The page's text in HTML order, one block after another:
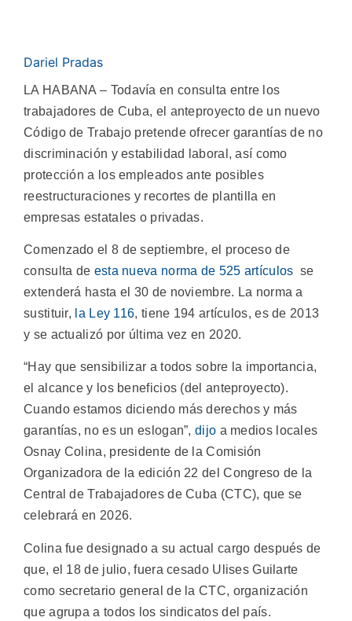
Dariel Pradas
LA HABANA – Todavía en consulta entre los
trabajadores de Cuba, el anteproyecto de un nuevo
Código de Trabajo pretende ofrecer garantías de no
discriminación y estabilidad laboral, así como
protección a los empleados ante posibles
reestructuraciones y recortes de plantilla en
empresas estatales o privadas.
Comenzado el 8 de septiembre, el proceso de
consulta de esta nueva norma de 525 artículos se
extenderá hasta el 30 de noviembre. La norma a
sustituir, la Ley 116, tiene 194 artículos, es de 2013
y se actualizó por última vez en 2020.
“Hay que sensibilizar a todos sobre la importancia,
el alcance y los beneficios (del anteproyecto).
Cuando estamos diciendo más derechos y más
garantías, no es un eslogan”,dijo a medios locales
Osnay Colina, presidente de la Comisión
Organizadora de la edición 22 del Congreso de la
Central de Trabajadores de Cuba (CTC), que se
celebrará en 2026.
Colina fue designado a su actual cargo después de
que, el 18 de julio, fuera cesado Ulises Guilarte
como secretario general de la CTC, organización
que agrupa a todos los sindicatos del país.